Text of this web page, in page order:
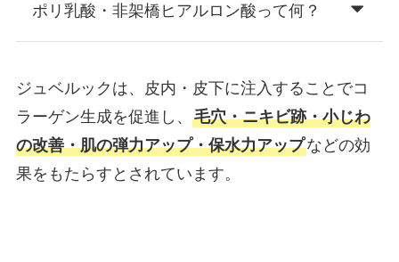
ポリ乳酸・非架橋ヒアルロン酸って何？
ジュベルックは、皮内・皮下に注入することでコ
ラーゲン生成を促進し、 毛穴・ニキビ跡・小じわ
の改善・肌の弾力アップ・保水力アップなどの効
果をもたらすとされています。